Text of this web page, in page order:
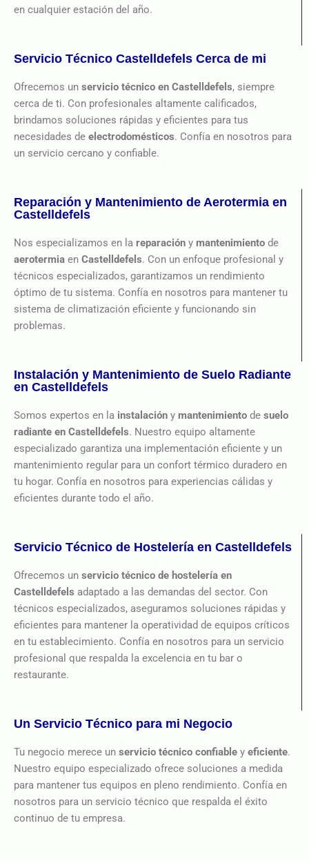
en cualquier estación del año.
Servicio Técnico Castelldefels Cerca de mi
Ofrecemos un servicio técnico en Castelldefels, siempre
cerca de ti. Con profesionales altamente calificados,
brindamos soluciones rápidas y eficientes para tus
necesidades de electrodomésticos. Confía en nosotros para
un servicio cercano y confiable.
Reparación y Mantenimiento de Aerotermia en
Castelldefels
Nos especializamos en la reparación y mantenimiento de
aerotermia en Castelldefels. Con un enfoque profesional y
técnicos especializados, garantizamos un rendimiento
óptimo de tu sistema. Confía en nosotros para mantener tu
sistema de climatización eficiente y funcionando sin
problemas.
Instalación y Mantenimiento de Suelo Radiante
en Castelldefels
Somos expertos en la instalación y mantenimiento de suelo
radiante en Castelldefels. Nuestro equipo altamente
especializado garantiza una implementación eficiente y un
mantenimiento regular para un confort térmico duradero en
tu hogar. Confía en nosotros para experiencias cálidas y
eficientes durante todo el año.
Servicio Técnico de Hostelería en Castelldefels
Ofrecemos un servicio técnico de hostelería en
Castelldefels adaptado a las demandas del sector. Con
técnicos especializados, aseguramos soluciones rápidas y
eficientes para mantener la operatividad de equipos críticos
en tu establecimiento. Confía en nosotros para un servicio
profesional que respalda la excelencia en tu bar o
restaurante.
Un Servicio Técnico para mi Negocio
Tu negocio merece un servicio técnico confiable y eficiente.
Nuestro equipo especializado ofrece soluciones a medida
para mantener tus equipos en pleno rendimiento. Confía en
nosotros para un servicio técnico que respalda el éxito
continuo de tu empresa.